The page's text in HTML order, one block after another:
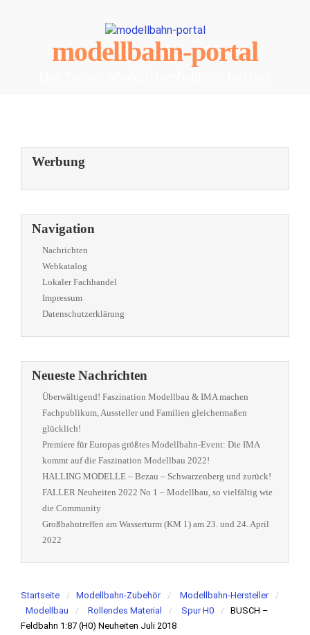
modellbahn-portal
Werbung
Navigation
Nachrichten
Webkatalog
Lokaler Fachhandel
Impressum
Datenschutzerklärung
Neueste Nachrichten
Überwältigend! Faszination Modellbau & IMA machen
Fachpublikum, Aussteller und Familien gleichermaßen
glücklich!
Premiere für Europas größtes Modellbahn-Event: Die IMA
kommt auf die Faszination Modellbau 2022!
HALLING MODELLE – Bezau – Schwarzenberg und zurück!
FALLER Neuheiten 2022 No 1 – Modellbau, so vielfältig wie
die Community
Großbahntreffen am Wasserturm (KM 1) am 23. und 24. April
2022
Startseite Modellbahn-Zubehör
Modellbahn-Hersteller
Modellbau
Rollendes Material Spur H0
BUSCH –
Feldbahn 1:87 (H0) Neuheiten Juli 2018